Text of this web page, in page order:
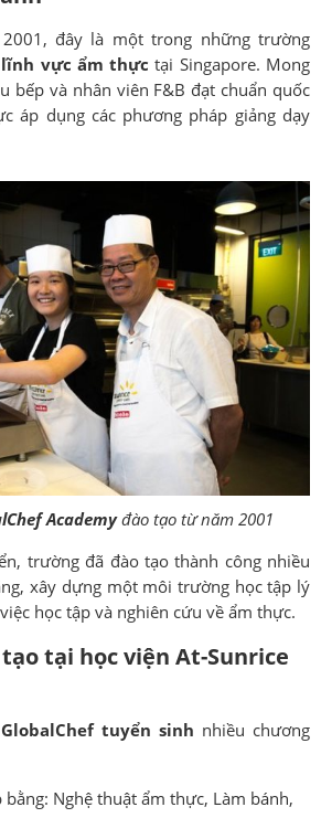
đây là một trong những trường
vực ẩm thực tại Singapore. Mong
bếp và nhân viên F&B đạt chuẩn quốc
áp dụng các phương pháp giảng dạy
Academyđào tạo từ năm 2001
trường đã đào tạo thành công nhiều
xây dựng một môi trường học tập lý
học tập và nghiên cứu về ẩm thực.
tại học viện At-Sunrice
tuyển sinh nhiều chương
Nghệ thuật ẩm thực, Làm bánh,